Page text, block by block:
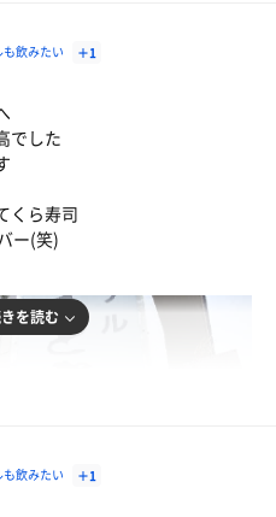
も飲みたい ＋1
でした
くら寿司
ー(笑)
を読む
も飲みたい ＋1